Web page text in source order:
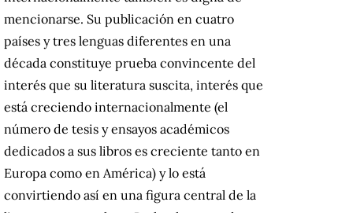
mencionarse. Su publicación en cuatro
países y tres lenguas diferentes en una
década constituye prueba convincente del
interés que su literatura suscita, interés que
está creciendo internacionalmente (el
número de tesis y ensayos académicos
dedicados a sus libros es creciente tanto en
Europa como en América) y lo está
convirtiendo así en una figura central de la